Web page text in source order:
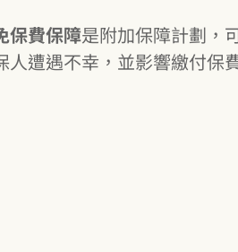
保費保障是附加保障計劃，
人遭遇不幸，並影響繳付保